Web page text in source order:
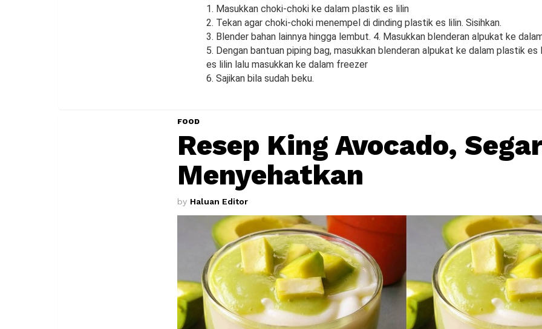
1. Masukkan choki-choki ke dalam plastik es lilin
2. Tekan agar choki-choki menempel di dinding plastik es lilin. Sisihkan.
3. Blender bahan lainnya hingga lembut. 4. Masukkan blenderan alpukat ke
5. Dengan bantuan piping bag, masukkan blenderan alpukat ke dalam plastik
es lilin lalu masukkan ke dalam freezer
6. Sajikan bila sudah beku.
FOOD
Resep King Avocado, Segar
Menyehatkan
by Haluan Editor